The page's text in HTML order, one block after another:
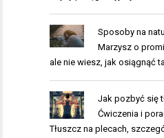
Sposoby na
Marzysz o
ale nie wiesz, jak osiągnąć
Jak pozbyć się
Ćwiczenia i
Tłuszcz na plecach,